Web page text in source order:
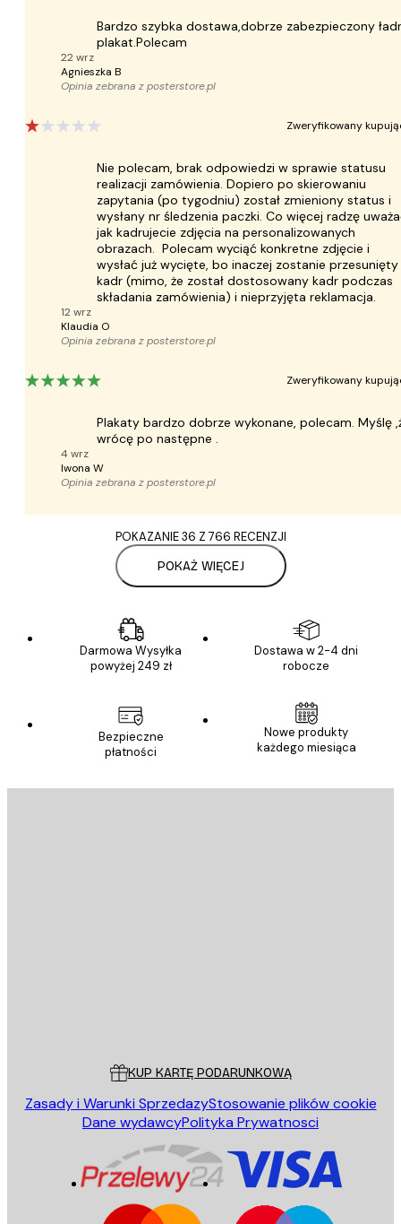
Bardzo szybka dostawa,dobrze zabezpieczony
plakat.Polecam
22 wrz
Agnieszka B
Opinia zebrana zposterstore.pl
Zweryfikowany
Nie polecam, brak odpowiedzi w sprawie statusu
realizacji zamówienia. Dopiero po skierowaniu
zapytania (po tygodniu) został zmieniony status i
wysłany nr śledzenia paczki. Co więcej radzę
jak kadrujecie zdjęcia na personalizowanych
obrazach. Polecam wyciąć konkretne zdjęcie i
wysłać już wycięte, bo inaczej zostanie przesunięty
kadr (mimo, że został dostosowany kadr podczas
składania zamówienia) i nieprzyjęta reklamacja.
12 wrz
Klaudia O
Opinia zebrana zposterstore.pl
Zweryfikowany
Plakaty bardzo dobrze wykonane, polecam. Myślę
wrócę po następne .
4 wrz
Iwona W
Opinia zebrana zposterstore.pl
POKAŻ WIĘCEJ
POKAZANIE 36 Z 766 RECENZJI
Darmowa Wysyłka
powyżej 249 zł
Dostawa w 2-4 dni
robocze
Bezpieczne
płatności
Nowe produkty
każdego miesiąca
KUP KARTĘ PODARUNKOWĄ
Zasady i Warunki SprzedazyStosowanie plików cookie
Dane wydawcyPolityka Prywatnosci